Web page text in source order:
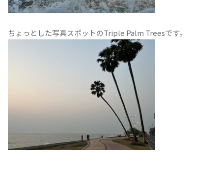
ちょっとした写真スポットのTriple Palm Treesです。